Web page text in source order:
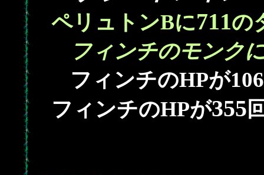
ペリュトンBに711の
フィンチのモンク
フィンチのHPが106
フィンチのHPが355